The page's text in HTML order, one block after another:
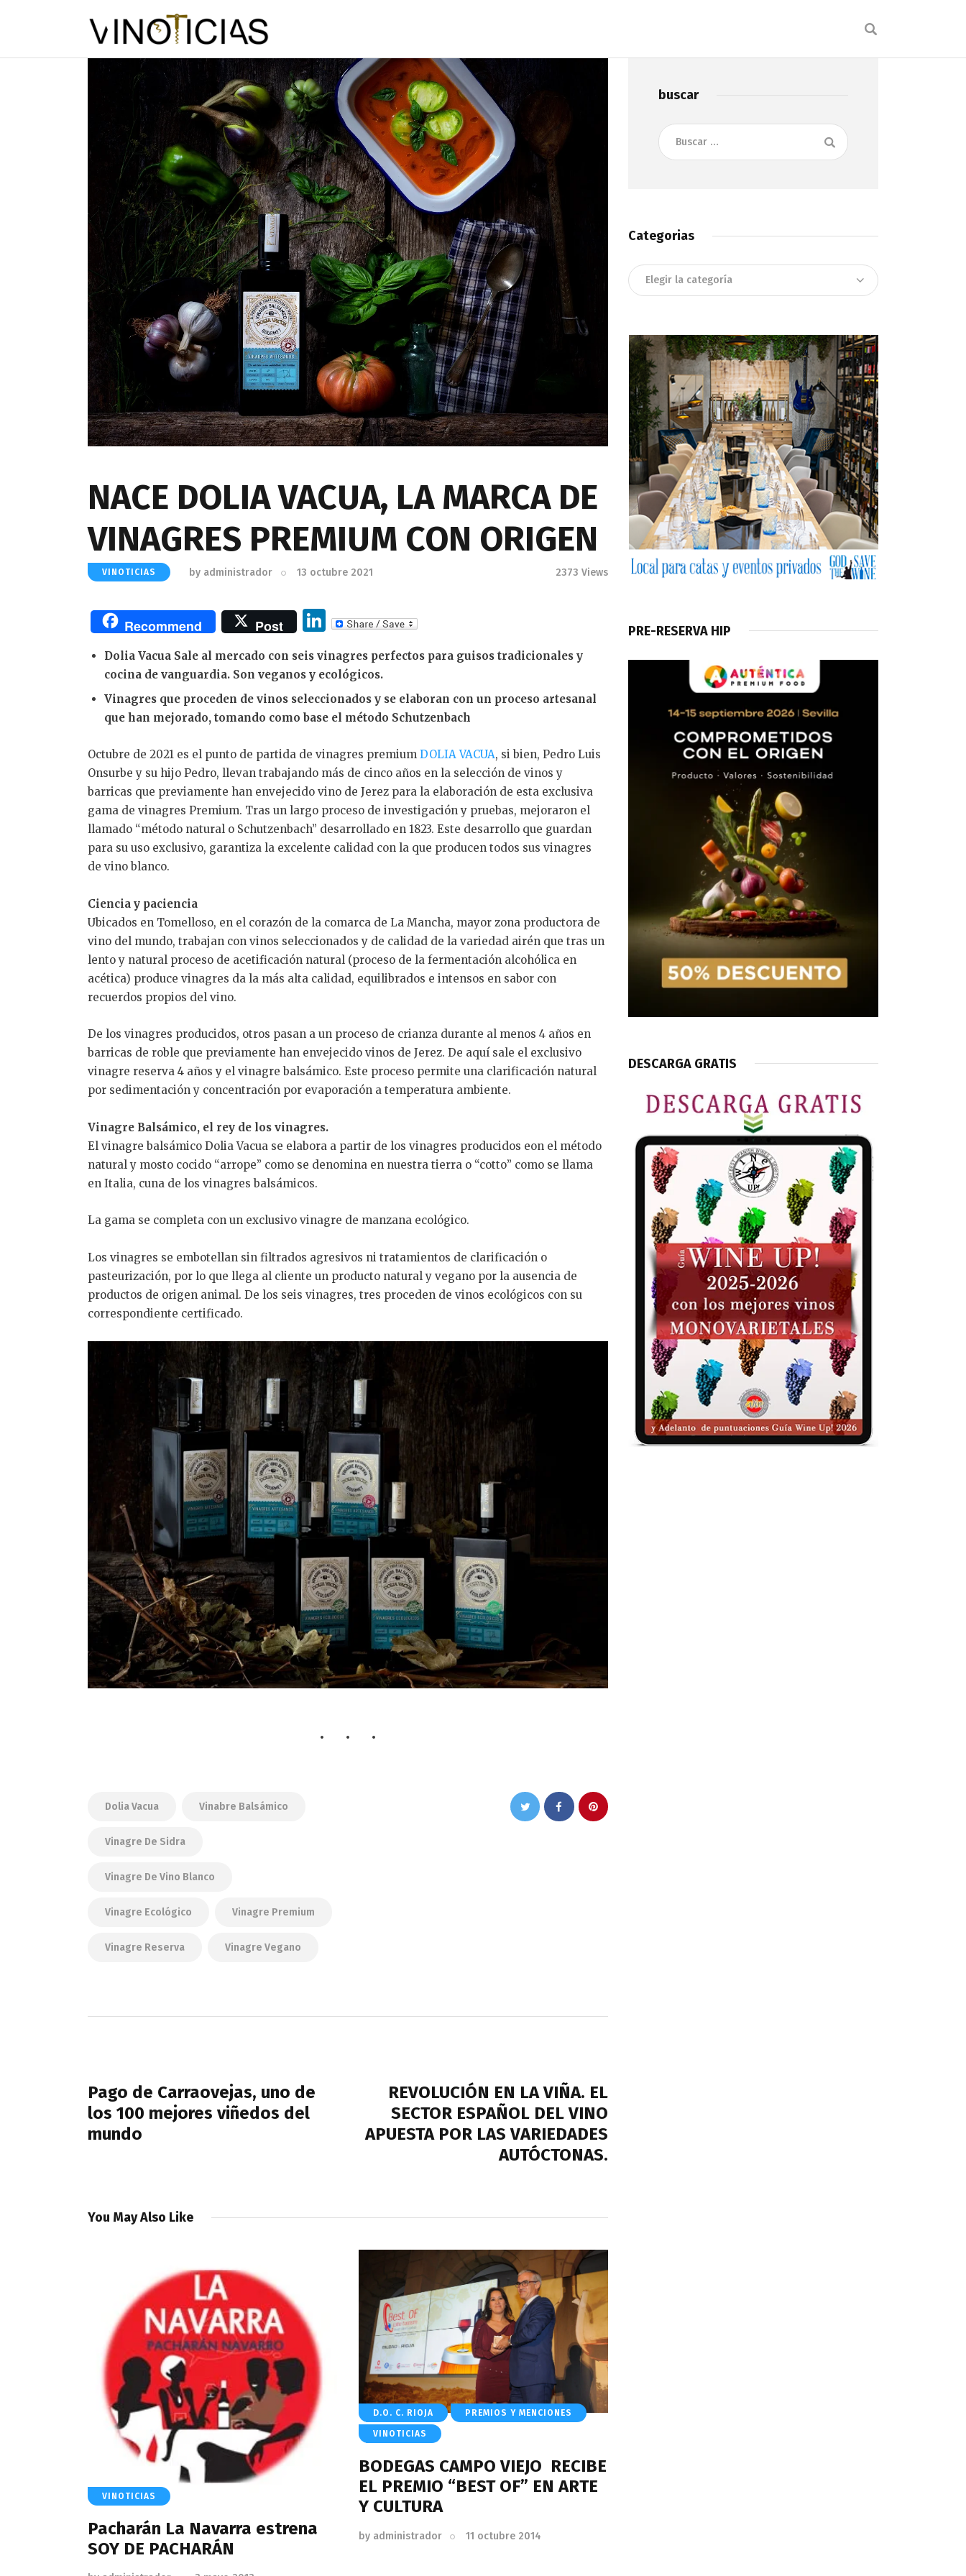
NACE DOLIA VACUA, LA MARCA DE
VINAGRES PREMIUM CON ORIGEN
VINOTICIAS by administrador 13 octubre 2021 2373 Views
Recommend Post
Li
n
k
e
dI
Dolia Vacua Sale al mercado con seis vinagres perfectos para guisos tradicionales y
cocina de vanguardia. Son veganos y ecológicos.
Vinagres que proceden de vinos seleccionados y se elaboran con un proceso artesanal
que han mejorado, tomando como base el método Schutzenbach
Octubre de 2021 es el punto de partida de vinagres premium DOLIA VACUA, si bien, Pedro Luis
Onsurbe y su hijo Pedro, llevan trabajando más de cinco años en la selección de vinos y
barricas que previamente han envejecido vino de Jerez para la elaboración de esta exclusiva
gama de vinagres Premium. Tras un largo proceso de investigación y pruebas, mejoraron el
llamado “método natural o Schutzenbach” desarrollado en 1823. Este desarrollo que guardan
para su uso exclusivo, garantiza la excelente calidad con la que producen todos sus vinagres
de vino blanco.
Ciencia y paciencia
Ubicados en Tomelloso, en el corazón de la comarca de La Mancha, mayor zona productora de
vino del mundo, trabajan con vinos seleccionados y de calidad de la variedad airén que tras un
lento y natural proceso de acetificación natural (proceso de la fermentación alcohólica en
acética) produce vinagres da la más alta calidad, equilibrados e intensos en sabor con
recuerdos propios del vino.
De los vinagres producidos, otros pasan a un proceso de crianza durante al menos 4 años en
barricas de roble que previamente han envejecido vinos de Jerez. De aquí sale el exclusivo
vinagre reserva 4 años y el vinagre balsámico. Este proceso permite una clarificación natural
por sedimentación y concentración por evaporación a temperatura ambiente.
Vinagre Balsámico, el rey de los vinagres.
El vinagre balsámico Dolia Vacua se elabora a partir de los vinagres producidos eon el método
natural y mosto cocido “arrope” como se denomina en nuestra tierra o “cotto” como se llama
en Italia, cuna de los vinagres balsámicos.
La gama se completa con un exclusivo vinagre de manzana ecológico.
Los vinagres se embotellan sin filtrados agresivos ni tratamientos de clarificación o
pasteurización, por lo que llega al cliente un producto natural y vegano por la ausencia de
productos de origen animal. De los seis vinagres, tres proceden de vinos ecológicos con su
correspondiente certificado.
Dolia Vacua Vinabre Balsámico
Vinagre De Sidra
Vinagre De Vino Blanco
Vinagre Ecológico Vinagre Premium
Vinagre Reserva Vinagre Vegano
entradas
Pago de Carraovejas, uno de
los 100 mejores viñedos del
mundo
REVOLUCIÓN EN LA VIÑA. EL
SECTOR ESPAÑOL DEL VINO
APUESTA POR LAS VARIEDADES
AUTÓCTONAS.
You May Also Like
VINOTICIAS
Pacharán La Navarra estrena
SOY DE PACHARÁN
D.O. C. RIOJA PREMIOS Y MENCIONES
VINOTICIAS
BODEGAS CAMPO VIEJO RECIBE
EL PREMIO “BEST OF” EN ARTE
Y CULTURA
by administrador 11 octubre 2014
buscar
Buscar:
Categorias
Categorias
PRE-RESERVA HIP
DESCARGA GRATIS